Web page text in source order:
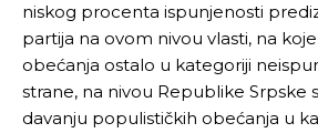
niskog procenta ispunjenosti
partija na ovom nivou vlasti, na
obećanja ostalo u kategoriji
strane, na nivou Republike Srpske
davanju populističkih obećanja u